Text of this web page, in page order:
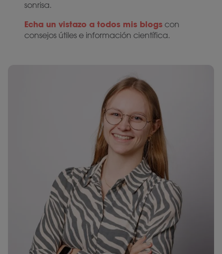
sonrisa.
Echa un vistazo a todos mis blogs con
consejos útiles e información científica.